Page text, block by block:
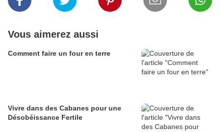
Vous aimerez aussi
Comment faire un four en terre
Vivre dans des Cabanes pour une
Désobéissance Fertile